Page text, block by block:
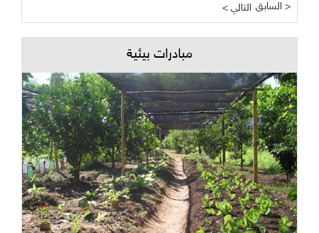
< التالي السابق >
مبادرات بيئية